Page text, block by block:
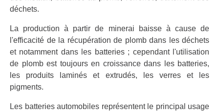
déchets.
La production à partir de minerai baisse à cause de
l'efficacité de la récupération de plomb dans les déchets
et notamment dans les batteries ; cependant l'utilisation
de plomb est toujours en croissance dans les batteries,
les produits laminés et extrudés, les verres et les
pigments.
Les batteries automobiles représentent le principal usage